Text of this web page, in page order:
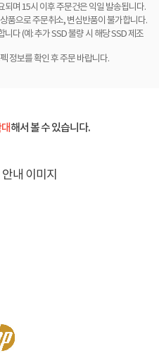
되며 15시 이후 주문건은 익일 발송됩니다.
품으로 주문취소, 변심반품이 불가합니다.
다 (예: 추가 SSD 불량 시 해당 SSD 제조
정보를 확인 후 주문 바랍니다.
해서 볼 수 있습니다.